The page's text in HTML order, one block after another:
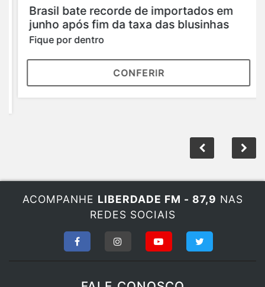
Brasil bate recorde de importados em
junho após fim da taxa das blusinhas
Fique por dentro
CONFERIR
ACOMPANHELIBERDADE FM - 87,9NAS
REDES SOCIAIS